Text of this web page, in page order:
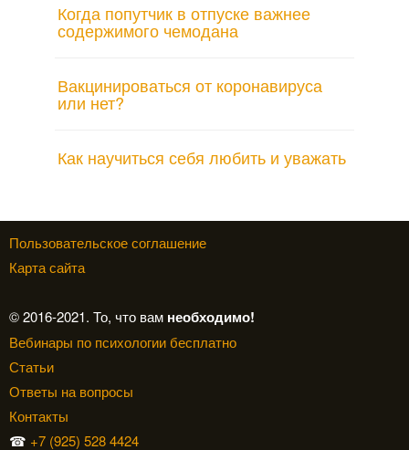
Когда попутчик в отпуске важнее
содержимого чемодана
Вакцинироваться от коронавируса
или нет?
Как научиться себя любить и уважать
Пользовательское соглашение
Карта сайта
© 2016-2021. То, что вам необходимо!
Вебинары по психологии бесплатно
Статьи
Ответы на вопросы
Контакты
☎ +7 (925) 528 4424